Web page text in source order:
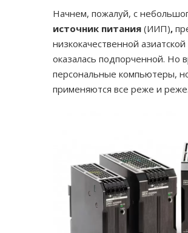
Начнем, пожалуй, с
источник питания (ИИП),
низкокачественной
оказалась подпорченной. Но
персональные компьютеры,
применяются все реже и